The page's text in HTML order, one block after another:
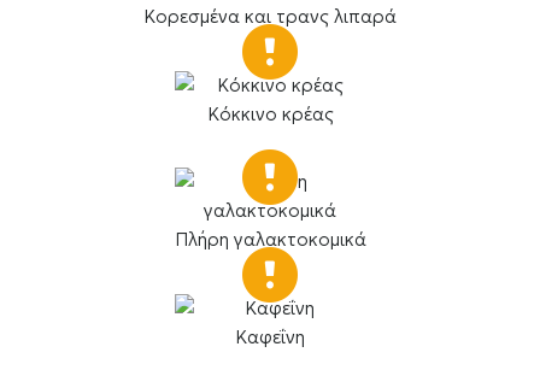
Κορεσμένα και τρανς λιπαρά
Κόκκινο κρέας
Πλήρη γαλακτοκομικά
Καφεΐνη